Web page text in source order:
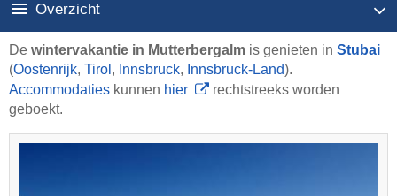
Overzicht
De wintervakantie in Mutterbergalm is genieten in Stubai
(Oostenrijk, Tirol , Innsbruck, Innsbruck-Land).
Accommodaties kunnen hier
rechtstreeks worden
geboekt.